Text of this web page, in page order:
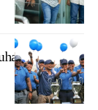
Ekonomi